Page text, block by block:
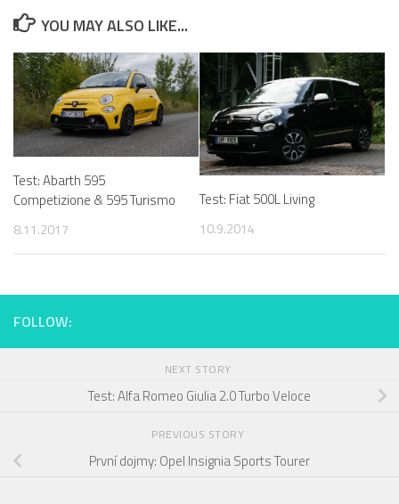
YOU MAY ALSO LIKE...
Test: Abarth 595
Competizione & 595 Turismo
8.11.2017
Test: Fiat 500L Living
10.9.2014
FOLLOW:
NEXT STORY
Test: Alfa Romeo Giulia 2.0 Turbo Veloce
PREVIOUS STORY
První dojmy: Opel Insignia Sports Tourer